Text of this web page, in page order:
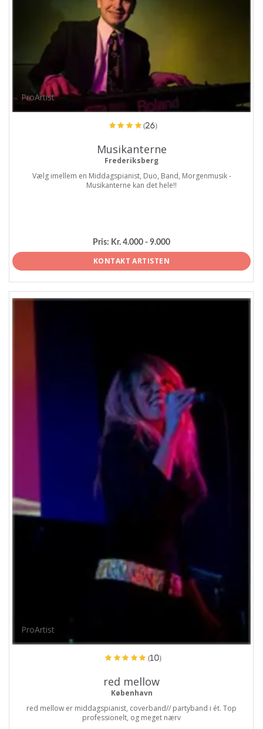
ProArtist
(26)
Musikanterne
Frederiksberg
Vælg imellem en Middagspianist, Duo, Band, Morgenmusik -
Musikanterne kan det hele!!
Pris: Kr. 4.000 - 9.000
KONTAKT ARTISTEN
ProArtist
(10)
red mellow
København
red mellow er middagspianist, coverband// partyband i ét. Top
professionelt, og meget nærv